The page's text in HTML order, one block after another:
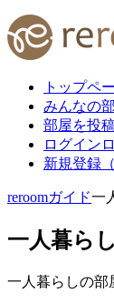
トップペ
みんなの
部屋を投
ログイン
新規登録
reroomガイド一
一人暮ら
一人暮らしの部